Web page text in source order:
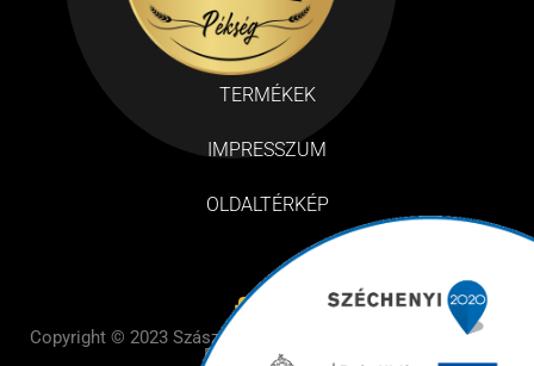
TERMÉKEK
IMPRESSZUM
OLDALTÉRKÉP
Copyright © 2023 Szász Pékség– Design by BE Design – All
Rights Reserved